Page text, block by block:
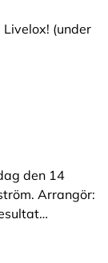
Livelox! (under
den 14
Arrangör: